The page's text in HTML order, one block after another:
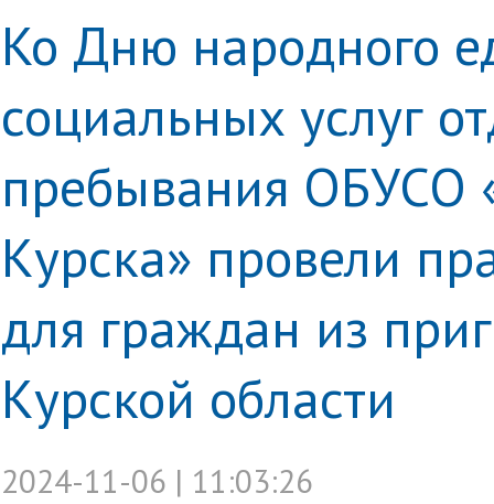
Ко Дню народного
социальных услуг
пребывания ОБУСО
Курска» провели
для граждан из
Курской области
2024-11-06 | 11:03:26